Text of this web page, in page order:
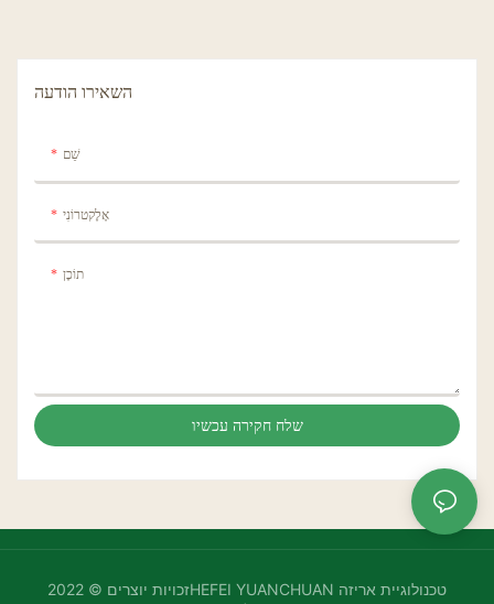
השאירו הודעה
שֵׁם
אֶלֶקטרוֹנִי
תוֹכֶן
שלח חקירה עכשיו
זכויות יוצרים © 2022HEFEI YUANCHUAN טכנולוגיית אריזה